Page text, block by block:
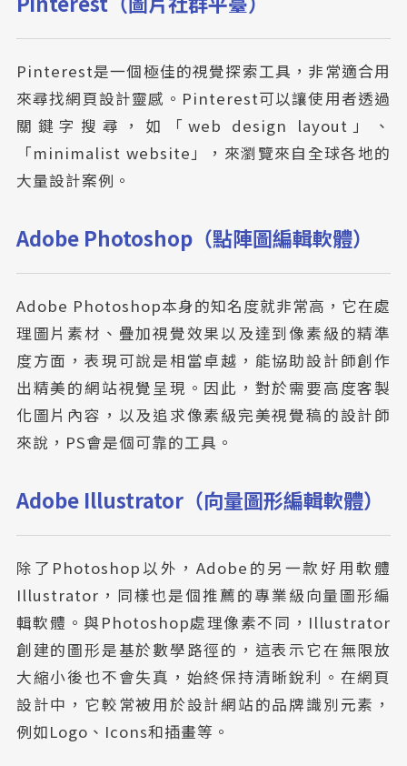
Pinterest是一個極佳的視覺探索工具，非常適合用
來尋找網頁設計靈感。Pinterest可以讓使用者透過
關鍵字搜尋，如「web design layout」、
「minimalist website」，來瀏覽來自全球各地的
大量設計案例。
Adobe Photoshop（點陣圖編輯軟體）
Adobe Photoshop本身的知名度就非常高，它在處
理圖片素材、疊加視覺效果以及達到像素級的精準
度方面，表現可說是相當卓越，能協助設計師創作
出精美的網站視覺呈現。因此，對於需要高度客製
化圖片內容，以及追求像素級完美視覺稿的設計師
來說，PS會是個可靠的工具。
Adobe Illustrator（向量圖形編輯軟體）
除了Photoshop以外，Adobe的另一款好用軟體
Illustrator，同樣也是個推薦的專業級向量圖形編
輯軟體。與Photoshop處理像素不同，Illustrator
創建的圖形是基於數學路徑的，這表示它在無限放
大縮小後也不會失真，始終保持清晰銳利。在網頁
設計中，它較常被用於設計網站的品牌識別元素，
例如Logo、Icons和插畫等。